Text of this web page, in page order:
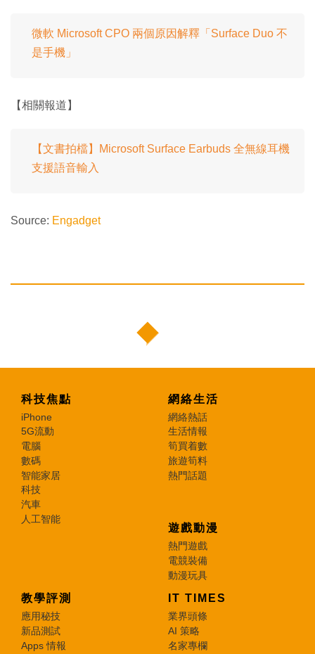
微軟 Microsoft CPO 兩個原因解釋「Surface Duo 不
是手機」
【相關報道】
【文書拍檔】Microsoft Surface Earbuds 全無線耳機
支援語音輸入
Source: Engadget
科技焦點
iPhone
5G流動
電腦
數碼
智能家居
科技
汽車
人工智能
網絡生活
網絡熱話
生活情報
筍買着數
旅遊筍料
熱門話題
遊戲動漫
熱門遊戲
電競裝備
動漫玩具
教學評測
應用秘技
新品測試
Apps 情報
IT TIMES
業界頭條
AI 策略
名家專欄